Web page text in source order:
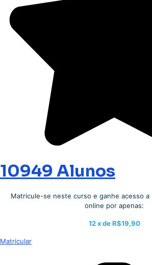
10949 Alunos
Matricule-se neste curso e ganhe acesso a
online por apenas:
12 x deR$19,90
Matricular